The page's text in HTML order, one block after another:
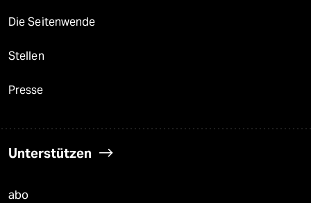
Die Seitenwende
Stellen
Presse
Unterstützen
abo